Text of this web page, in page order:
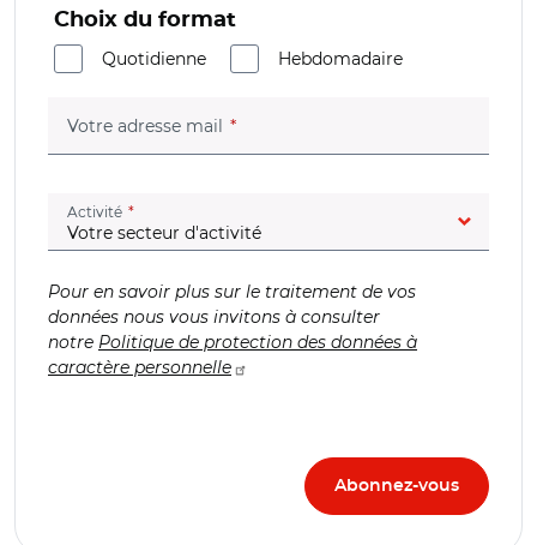
Choix du format
Quotidienne
Hebdomadaire
Votre adresse mail (champ obligatoire)
Activité (champ obligatoire)
Pour en savoir plus sur le traitement de vos
données nous vous invitons à consulter
notre Politique de protection des données à
caractère personnelle